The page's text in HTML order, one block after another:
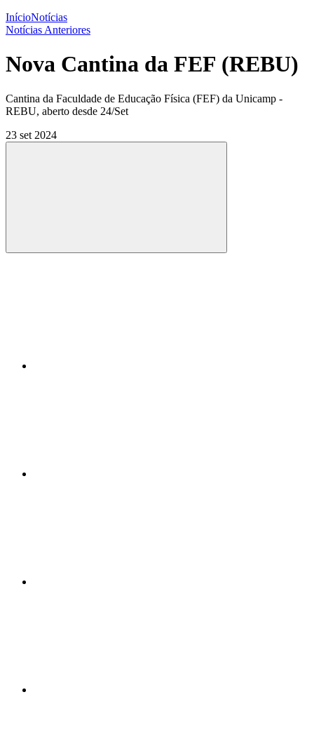
InícioNotícias
Notícias Anteriores
Nova Cantina da FEF (REBU)
Cantina da Faculdade de Educação Física (FEF) da Unicamp -
REBU, aberto desde 24/Set
23 set 2024
Compartilhar